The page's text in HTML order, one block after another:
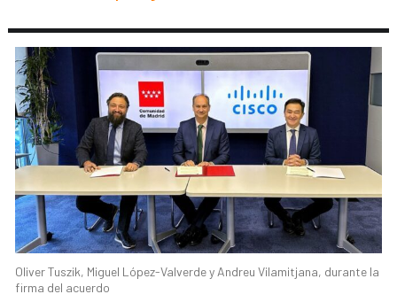
Oliver Tuszik, Miguel López-Valverde y Andreu Vilamitjana, durante la
firma del acuerdo